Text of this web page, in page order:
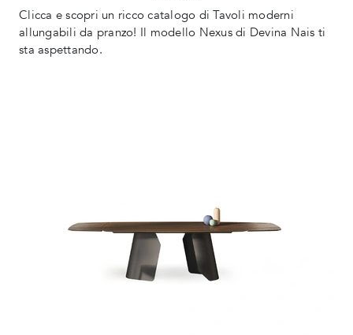
Clicca e scopri un ricco catalogo di Tavoli moderni
allungabili da pranzo! Il modello Nexus di Devina Nais ti
sta aspettando.